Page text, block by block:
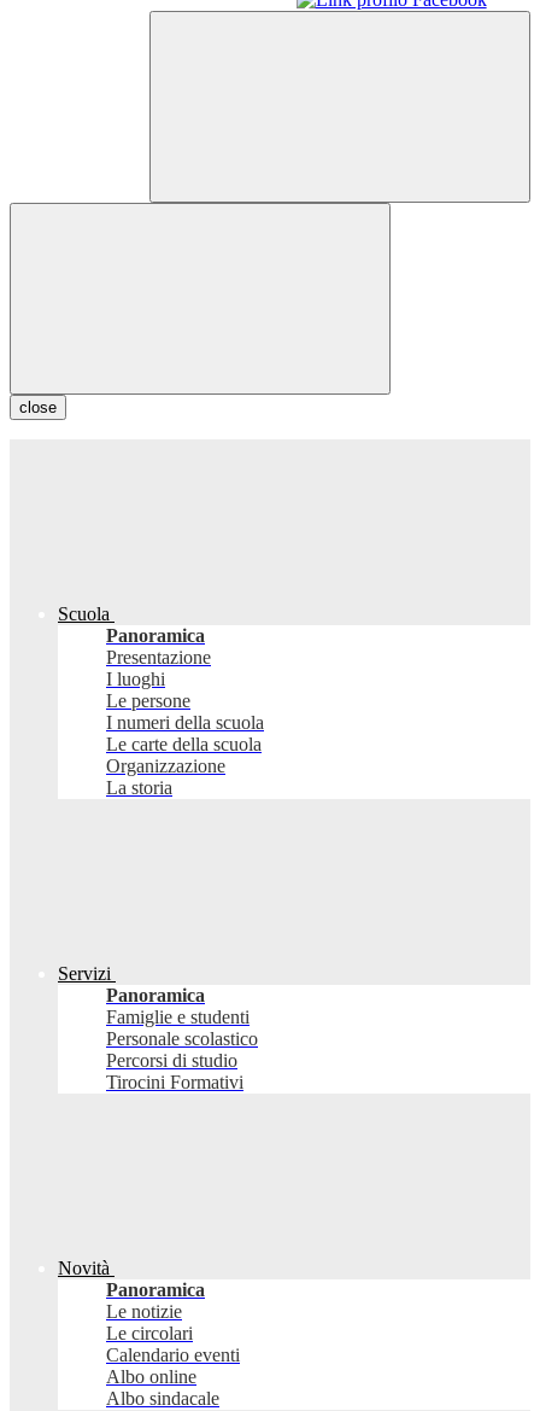
close
Scuola
Panoramica
Presentazione
I luoghi
Le persone
I numeri della scuola
Le carte della scuola
Organizzazione
La storia
Servizi
Panoramica
Famiglie e studenti
Personale scolastico
Percorsi di studio
Tirocini Formativi
Novità
Panoramica
Le notizie
Le circolari
Calendario eventi
Albo online
Albo sindacale